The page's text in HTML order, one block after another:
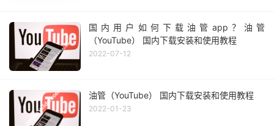
国内用户如何下载油管app？油管
（YouTube） 国内下载安装和使用教程
2022-07-12
油管（YouTube） 国内下载安装和使用教程
2022-01-23